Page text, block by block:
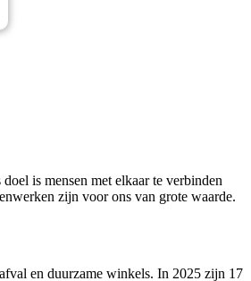
is mensen met elkaar te verbinden
zijn voor ons van grote waarde.
en duurzame winkels. In 2025 zijn 17